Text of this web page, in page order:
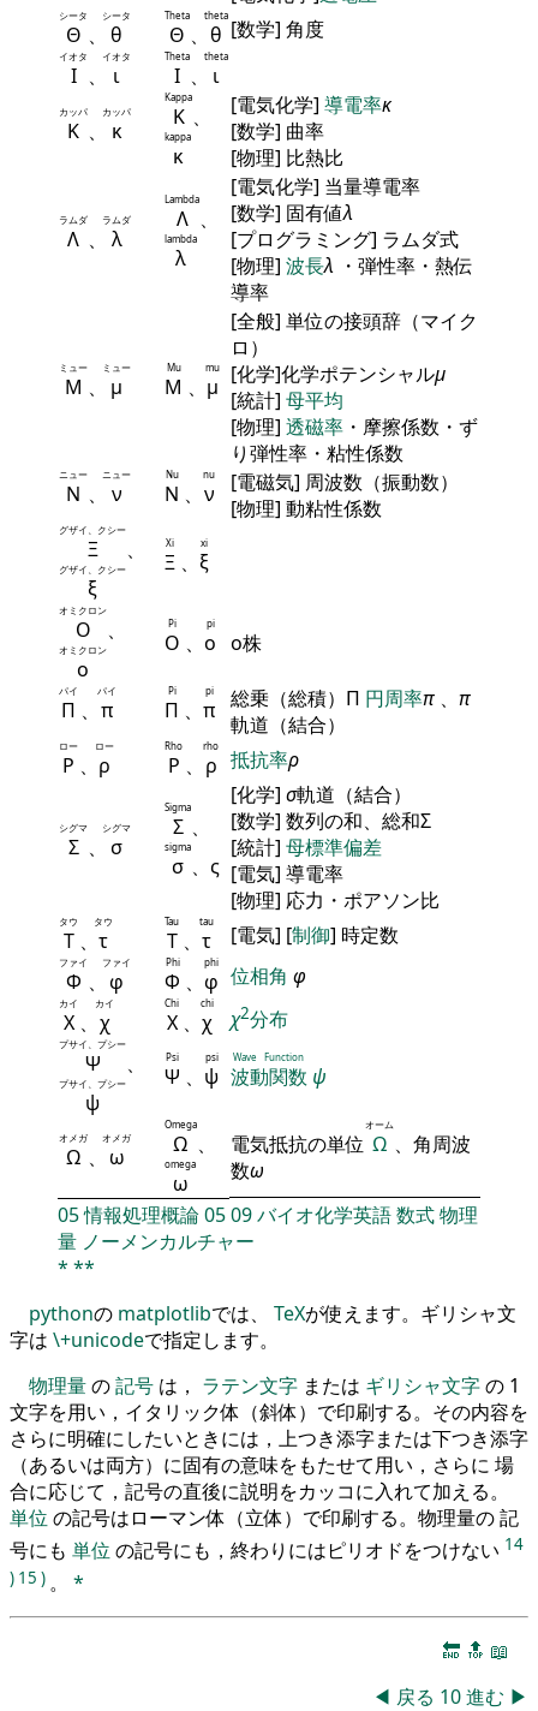
Θ
シータ
、 θ
シータ
Θ
Theta
、 θ
theta
[数学] 角度
Ι
イオタ
、 ι
イオタ
Ι
Theta
、 ι
theta
Κ
カッパ
、 κ
カッパ Κ
Kappa
、
κ
kappa
[電気化学] 導電率κ
[数学] 曲率
[物理] 比熱比
Λ
ラムダ
、 λ
ラムダ Λ
Lambda
、
λ
lambda
[電気化学] 当量導電率
[数学] 固有値λ
[プログラミング] ラムダ式
[物理] 波長λ ・弾性率・熱伝
導率
Μ
ミュー
、 μ
ミュー
Μ
Mu
、 μ
mu
[全般] 単位の接頭辞（マイク
ロ）
[化学]化学ポテンシャルμ
[統計] 母平均
[物理] 透磁率 ・摩擦係数・ず
り弾性率・粘性係数
Ν
ニュー
、 ν
ニュー
Ν
Nu
、 ν
nu
[電磁気] 周波数（振動数）
[物理] 動粘性係数
Ξ
グザイ、クシー
、
ξ
グザイ、クシー Ξ
Xi
、 ξ
xi
Ο
オミクロン
、
ο
オミクロン Ο
Pi
、 ο
pi
ο株
Π
パイ
、 π
パイ
Π
Pi
、 π
pi 総乗（総積）Π 円周率π 、 π
軌道（結合）
Ρ
ロー
、 ρ
ロー
Ρ
Rho
、 ρ
rho
抵抗率ρ
Σ
シグマ
、 σ
シグマ Σ
Sigma
、
σ
sigma
、ς
[化学] σ軌道（結合）
[数学] 数列の和、総和Σ
[統計] 母標準偏差
[電気] 導電率
[物理] 応力・ポアソン比
Τ
タウ
、 τ
タウ
Τ
Tau
、 τ
tau
[電気] [制御] 時定数
Φ
ファイ
、 φ
ファイ
Φ
Phi
、 φ
phi
位相角 φ
Χ
カイ
、 χ
カイ
Χ
Chi
、 χ
chi
χ2分布
Ψ
プサイ、プシー
、
ψ
プサイ、プシー Ψ
Psi
、 ψ
psi
波動関数
Wave Function
ψ
Ω
オメガ
、 ω
オメガ Ω
Omega
、
ω
omega
電気抵抗の単位 Ω
オーム
、角周波
数ω
05情報処理概論0509バイオ化学英語数式物理
量 ノーメンカルチャー
* **
pythonの matplotlibでは、 TeXが使えます。ギリシャ文
字は \+unicodeで指定します。
物理量の記号 は， ラテン文字 または ギリシャ文字の 1
文字を用い，イタリック体（斜体）で印刷する。その内容を
さらに明確にしたいときには，上つき添字または下つき添字
（あるいは両方）に固有の意味をもたせて用い，さらに 場
合に応じて，記号の直後に説明をカッコに入れて加える。
単位 の記号はローマン体（立体）で印刷する。物理量の 記
号にも 単位 の記号にも，終わりにはピリオドをつけない 14
) 15 ) 。 *
🔚 🔝 📖
◀ 戻る 10進む ▶